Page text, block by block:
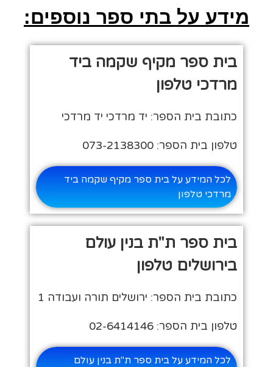
מידע על בתי ספר נוספים:
בית ספר מקיף שקמה ביד
מרדכי טלפון
כתובת בית הספר: יד מרדכי יד מרדכי
טלפון בית הספר: 073-2138300
לכל המידע על בית ספר מקיף שקמה ביד
מרדכי טלפון
בית ספר ת"ת בנין עולם
בירושלים טלפון
כתובת בית הספר: ירושלים תורה ועבודה 1
טלפון בית הספר: 02-6414146
לכל המידע על בית ספר ת"ת בנין עולם